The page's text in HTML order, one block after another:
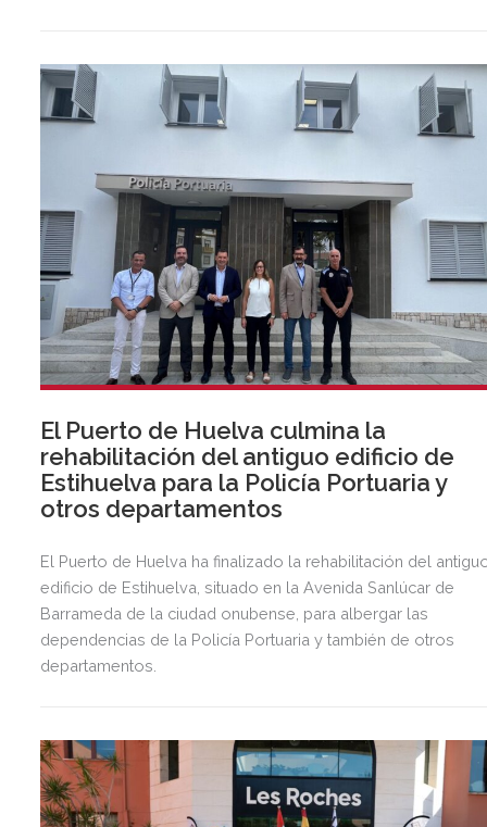
El Puerto de Huelva culmina la
rehabilitación del antiguo edificio de
Estihuelva para la Policía Portuaria y
otros departamentos
El Puerto de Huelva ha finalizado la rehabilitación del
edificio de Estihuelva, situado en la Avenida Sanlúcar de
Barrameda de la ciudad onubense, para albergar las
dependencias de la Policía Portuaria y también de otros
departamentos.